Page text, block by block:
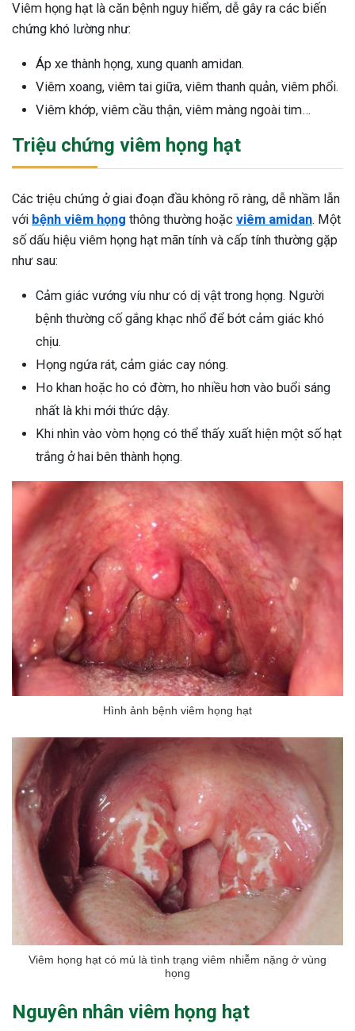
Sau Sinh Có Tự Khỏi
Thông Tin Cần Biết
sau sinh là tình trạng viêm da
phổ biến, khiến đôi bàn tay,
của chị em trở nên khô...
Viêm họng hạt là căn bệnh nguy hiểm, dễ gây ra các biến
chứng khó lường như:
Áp xe thành họng, xung quanh amidan.
Viêm xoang, viêm tai giữa, viêm thanh quản, viêm phổi.
Viêm khớp, viêm cầu thận, viêm màng ngoài tim…
Triệu chứng viêm họng hạt
Các triệu chứng ở giai đoạn đầu không rõ ràng, dễ nhầm lẫn
với bệnh viêm họng thông thường hoặc viêm amidan. Một
số dấu hiệu viêm họng hạt mãn tính và cấp tính thường gặp
như sau:
Cảm giác vướng víu như có dị vật trong họng. Người
bệnh thường cố gắng khạc nhổ để bớt cảm giác khó
chịu.
Họng ngứa rát, cảm giác cay nóng.
Ho khan hoặc ho có đờm, ho nhiều hơn vào buổi sáng
nhất là khi mới thức dậy.
Khi nhìn vào vòm họng có thể thấy xuất hiện một số hạt
trắng ở hai bên thành họng.
Hình ảnh bệnh viêm họng hạt
Viêm họng hạt có mủ là tình trạng viêm nhiễm nặng ở vùng
họng
Nguyên nhân viêm họng hạt